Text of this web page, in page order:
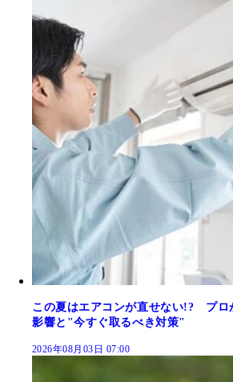
この夏はエアコンが直せない!? プロ
影響と"今すぐ取るべき対策"
2026年08月03日 07:00